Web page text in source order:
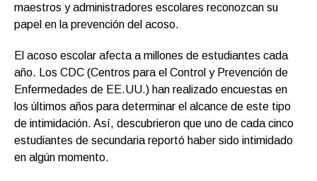
maestros y administradores escolares reconozcan su
papel en la prevención del acoso.
El acoso escolar afecta a millones de estudiantes cada
año. Los CDC (Centros para el Control y Prevención de
Enfermedades de EE.UU.) han realizado encuestas en
los últimos años para determinar el alcance de este tipo
de intimidación. Así, descubrieron que uno de cada cinco
estudiantes de secundaria reportó haber sido intimidado
en algún momento.